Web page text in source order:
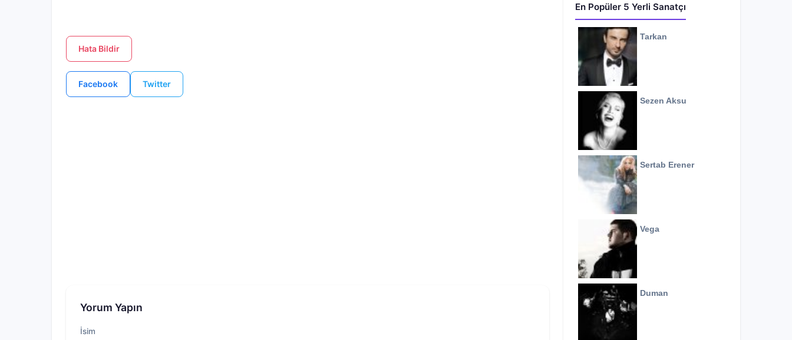
Hata Bildir
Facebook Twitter
Yorum Yapın
İsim
En Popüler 5 Yerli Sanatçı
Tarkan
Sezen Aksu
Sertab Erener
Vega
Duman